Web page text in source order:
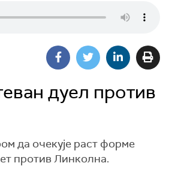
дуел против
да очекује раст форме
против Линколна.